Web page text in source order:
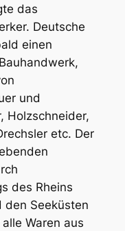
das
Deutsche
einen
und
Holzschneider,
etc. Der
des Rheins
den Seeküsten
Waren aus